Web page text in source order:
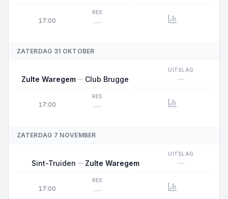
17:00
RES
—
ZATERDAG 31 OKTOBER
17:00
Zulte Waregem Club Brugge
UITSLAG
—
RES
—
ZATERDAG 7 NOVEMBER
17:00
Sint-Truiden Zulte Waregem
UITSLAG
—
RES
—